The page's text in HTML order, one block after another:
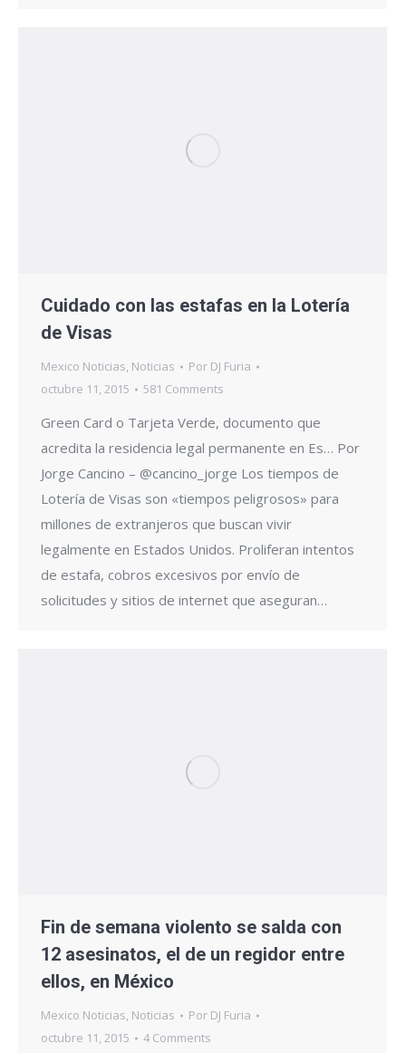
Cuidado con las estafas en la Lotería
de Visas
Mexico Noticias, Noticias Por DJ Furia
octubre 11, 2015
581 Comments
Green Card o Tarjeta Verde, documento que
acredita la residencia legal permanente en Es… Por
Jorge Cancino – @cancino_jorge Los tiempos de
Lotería de Visas son «tiempos peligrosos» para
millones de extranjeros que buscan vivir
legalmente en Estados Unidos. Proliferan intentos
de estafa, cobros excesivos por envío de
solicitudes y sitios de internet que aseguran…
Fin de semana violento se salda con
12 asesinatos, el de un regidor entre
ellos, en México
Mexico Noticias, Noticias Por DJ Furia
octubre 11, 2015
4 Comments